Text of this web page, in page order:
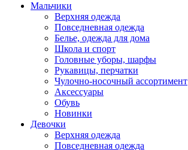
Мальчики
Верхняя одежда
Повседневная одежда
Белье, одежда для дома
Школа и спорт
Головные уборы, шарфы
Рукавицы, перчатки
Чулочно-носочный ассортимент
Аксессуары
Обувь
Новинки
Девочки
Верхняя одежда
Повседневная одежда